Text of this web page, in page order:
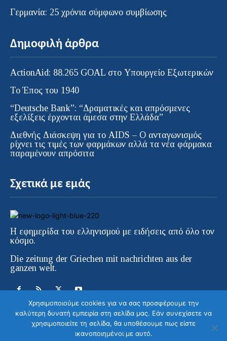
Γερμανία: 25 χρόνια σύμφωνο συμβίωσης
Δημοφιλή άρθρα
ActionAid: 88.265 GOAL στο Υπουργείο Εξωτερικών
Το Έπος του 1940
“Deutsche Bank”: “Δραματικές και απρόσμενες
εξελίξεις έρχονται άμεσα στην Ελλάδα”
Διεθνής Διάσκεψη για το AIDS – Ο ανταγωνισμός
ρίχνει τις τιμές των φαρμάκων αλλά τα νέα φάρμακα
παραμένουν απρόσιτα
Σχετικά με εμάς
Η εφημερίδα του ελληνισμού με ειδήσεις από όλο τον
κόσμο.
Die zeitung der Griechen mit nachrichten aus der
ganzen welt.
© ELLINIKI GNOMI • Die Zeitung der
Χρησιμοποιούμε cookies για να σας προσφέρουμε την
καλύτερη δυνατή εμπειρία στη σελίδα μας. Εάν συνεχίσετε να
χρησιμοποιείτε τη σελίδα, θα υποθέσουμε πως είστε
ικανοποιημένοι με αυτό.